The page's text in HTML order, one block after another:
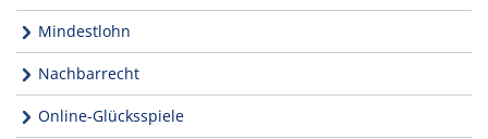
Mindestlohn
Nachbarrecht
Online-Glücksspiele